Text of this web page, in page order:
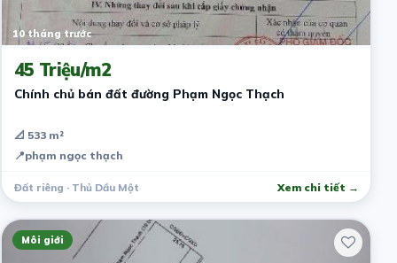
10 tháng trước
45 Triệu/m2
Chính chủ bán đất đường Phạm Ngọc Thạch
📐 533 m²
📍phạm ngọc thạch
Đất riêng · Thủ Dầu Một Xem chi tiết →
Môi giới